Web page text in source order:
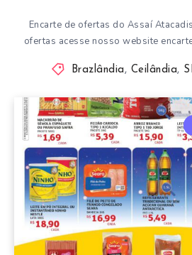
Encarte de ofertas do Assaí
ofertas acesse nosso website
Brazlândia , Ceilândia,